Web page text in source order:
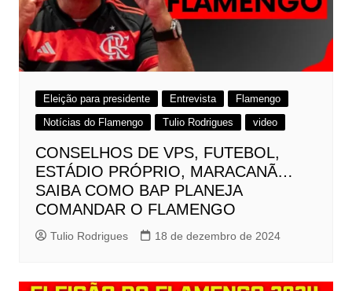
Eleição para presidente Entrevista
Flamengo
Notícias do Flamengo
Tulio Rodrigues video
CONSELHOS DE VPS, FUTEBOL,
ESTÁDIO PRÓPRIO, MARACANÃ…
SAIBA COMO BAP PLANEJA
COMANDAR O FLAMENGO
Tulio Rodrigues 18 de dezembro de 2024